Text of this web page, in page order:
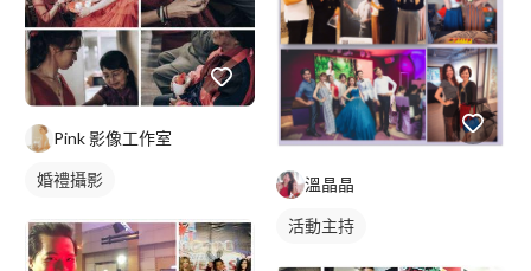
Pink 影像工作室
婚禮攝影 溫晶晶
活動主持